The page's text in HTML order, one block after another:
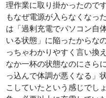
理作業に取り掛かったので
もなぜ電源が入らなくなっ
は「過剰充電でパソコン自
いる状態」に陥ったからな
っちゃわかりやすく言い換
なか一杯の状態なのにさら
っ込んで体調が悪くなる」
こしていたという感じでし